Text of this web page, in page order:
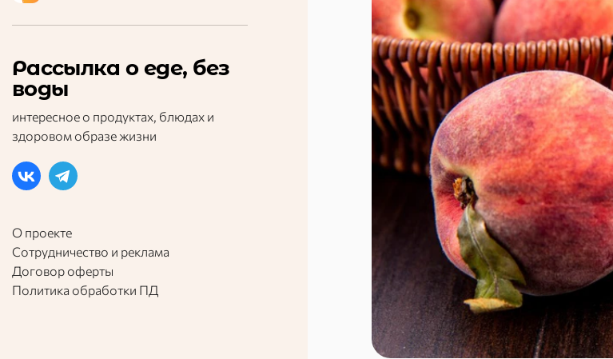
Рассылка о еде, без
воды
интересное о продуктах, блюдах и
здоровом образе жизни
О проекте
Сотрудничество и реклама
Договор оферты
Политика обработки ПД